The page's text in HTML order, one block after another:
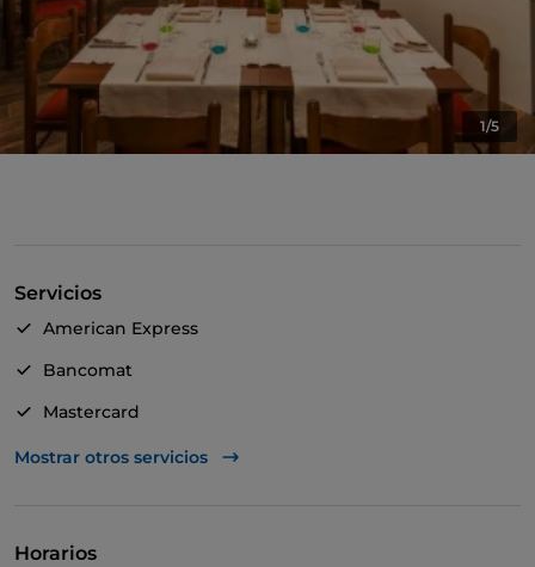
1/5
Servicios
American Express
Bancomat
Mastercard
TheFork PAY
Mostrar otros servicios
Horarios